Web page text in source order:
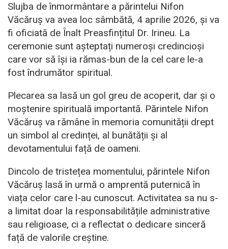
Slujba de înmormântare a părintelui Nifon
Văcăruș va avea loc sâmbătă, 4 aprilie 2026, și va
fi oficiată de Înalt Preasfințitul Dr. Irineu. La
ceremonie sunt așteptați numeroși credincioși
care vor să își ia rămas-bun de la cel care le-a
fost îndrumător spiritual.
Plecarea sa lasă un gol greu de acoperit, dar și o
moștenire spirituală importantă. Părintele Nifon
Văcăruș va rămâne în memoria comunității drept
un simbol al credinței, al bunătății și al
devotamentului față de oameni.
Dincolo de tristețea momentului, părintele Nifon
Văcăruș lasă în urmă o amprentă puternică în
viața celor care l-au cunoscut. Activitatea sa nu s-
a limitat doar la responsabilitățile administrative
sau religioase, ci a reflectat o dedicare sinceră
față de valorile creștine.